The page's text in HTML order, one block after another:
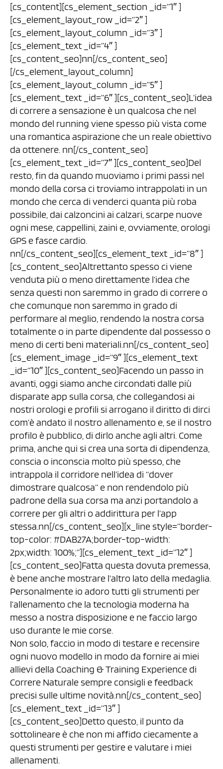
[cs_content][cs_element_section _id=”1″ ]
[cs_element_layout_row _id=”2″ ]
[cs_element_layout_column _id=”3″ ]
[cs_element_text _id=”4″ ]
[cs_content_seo]nn[/cs_content_seo]
[/cs_element_layout_column]
[cs_element_layout_column _id=”5″ ]
[cs_element_text _id=”6″ ][cs_content_seo]L’idea
di correre a sensazione è un qualcosa che nel
mondo del running viene spesso più vista come
una romantica aspirazione che un reale obiettivo
da ottenere. nn[/cs_content_seo]
[cs_element_text _id=”7″ ][cs_content_seo]Del
resto, fin da quando muoviamo i primi passi nel
mondo della corsa ci troviamo intrappolati in un
mondo che cerca di venderci quanta più roba
possibile, dai calzoncini ai calzari, scarpe nuove
ogni mese, cappellini, zaini e, ovviamente, orologi
GPS e fasce cardio.
nn[/cs_content_seo][cs_element_text _id=”8″ ]
[cs_content_seo]Altrettanto spesso ci viene
venduta più o meno direttamente l’idea che
senza questi non saremmo in grado di correre o
che comunque non saremmo in grado di
performare al meglio, rendendo la nostra corsa
totalmente o in parte dipendente dal possesso o
meno di certi beni materiali.nn[/cs_content_seo]
[cs_element_image _id=”9″ ][cs_element_text
_id=”10″ ][cs_content_seo]Facendo un passo in
avanti, oggi siamo anche circondati dalle più
disparate app sulla corsa, che collegandosi ai
nostri orologi e profili si arrogano il diritto di dirci
com’è andato il nostro allenamento e, se il nostro
profilo è pubblico, di dirlo anche agli altri. Come
prima, anche qui si crea una sorta di dipendenza,
conscia o inconscia molto più spesso, che
intrappola il corridore nell’idea di “dover
dimostrare qualcosa” e non rendendolo più
padrone della sua corsa ma anzi portandolo a
correre per gli altri o addirittura per l’app
stessa.nn[/cs_content_seo][x_line style=”border-
top-color: #DAB27A;border-top-width:
2px;width: 100%;”][cs_element_text _id=”12″ ]
[cs_content_seo]Fatta questa dovuta premessa,
è bene anche mostrare l’altro lato della medaglia.
Personalmente io adoro tutti gli strumenti per
l’allenamento che la tecnologia moderna ha
messo a nostra disposizione e ne faccio largo
uso durante le mie corse.
Non solo, faccio in modo di testare e recensire
ogni nuovo modello in modo da fornire ai miei
allievi della Coaching & Training Experience di
Correre Naturale sempre consigli e feedback
precisi sulle ultime novità.nn[/cs_content_seo]
[cs_element_text _id=”13″ ]
[cs_content_seo]Detto questo, il punto da
sottolineare è che non mi affido ciecamente a
questi strumenti per gestire e valutare i miei
allenamenti.